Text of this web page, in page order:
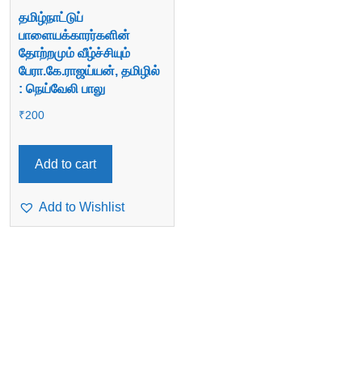
தமிழ்நாட்டுப்
பாளையக்காரர்களின்
தோற்றமும் வீழ்ச்சியும்
பேரா.கே.ராஜய்யன், தமிழில்
: நெய்வேலி பாலு
₹200
Add to cart
Add to Wishlist